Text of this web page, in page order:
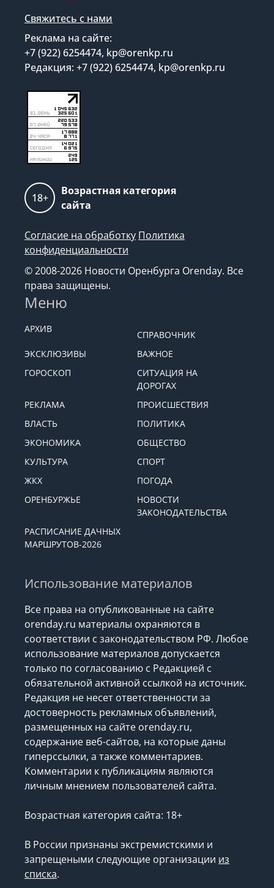
Свяжитесь с нами
Реклама на сайте:
+7 (922) 6254474, kp@orenkp.ru
Редакция: +7 (922) 6254474, kp@orenkp.ru
18+
Возрастная категория
сайта
Согласие на обработку Политика
конфиденциальности
© 2008-2026 Новости Оренбурга Orenday. Все
права защищены.
Меню
АРХИВ
СПРАВОЧНИК
ЭКСКЛЮЗИВЫ
ВАЖНОЕ
ГОРОСКОП
СИТУАЦИЯ НА
ДОРОГАХ
РЕКЛАМА
ПРОИСШЕСТВИЯ
ВЛАСТЬ
ПОЛИТИКА
ЭКОНОМИКА
ОБЩЕСТВО
КУЛЬТУРА
СПОРТ
ЖКХ
ПОГОДА
ОРЕНБУРЖЬЕ
НОВОСТИ
ЗАКОНОДАТЕЛЬСТВА
РАСПИСАНИЕ ДАЧНЫХ
МАРШРУТОВ-2026
Использование материалов
Все права на опубликованные на сайте
orenday.ru материалы охраняются в
соответствии с законодательством РФ. Любое
использование материалов допускается
только по согласованию с Редакцией с
обязательной активной ссылкой на источник.
Редакция не несет ответственности за
достоверность рекламных объявлений,
размещенных на сайте orenday.ru,
содержание веб-сайтов, на которые даны
гиперссылки, а также комментариев.
Комментарии к публикациям являются
личным мнением пользователей сайта.
Возрастная категория сайта: 18+
В России признаны экстремистскими и
запрещеными следующие организации из
списка.